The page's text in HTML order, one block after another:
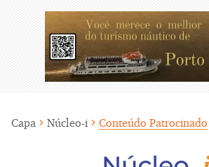
Capa Núcleo-i Conteúdo Patrocinado